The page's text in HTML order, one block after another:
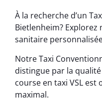
À la recherche d’un
Bietlenheim?
sanitaire
Notre Taxi
distingue par la
course en taxi VSL
maximal.